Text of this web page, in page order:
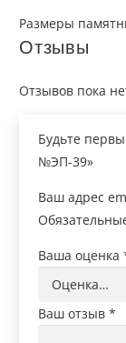
Размеры
Отзывы
Отзывов пока
Будьте
№ЭП-39»
Ваш адрес
Ваша оценка
Ваш отзыв *